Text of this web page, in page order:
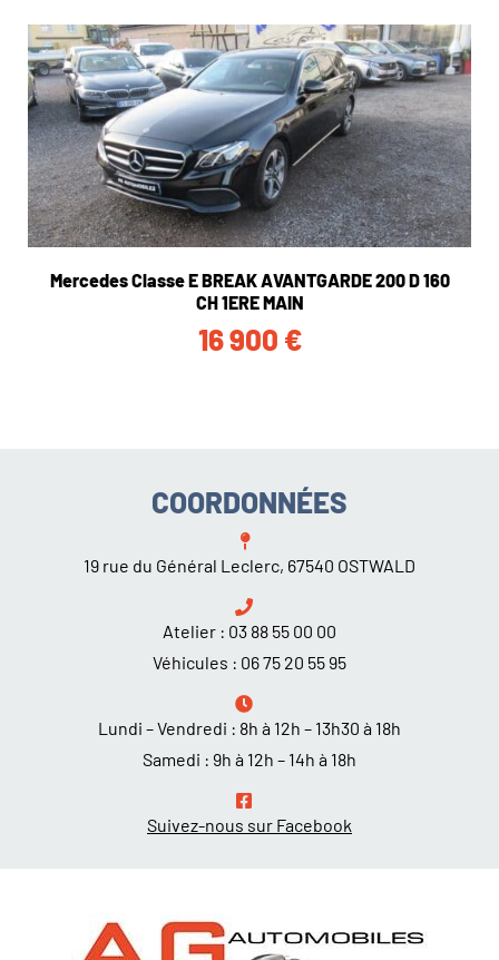
Mercedes Classe E BREAK AVANTGARDE 200 D 160
CH 1ERE MAIN
16 900 €
COORDONNÉES
19 rue du Général Leclerc, 67540 OSTWALD
Atelier : 03 88 55 00 00
Véhicules : 06 75 20 55 95
Lundi – Vendredi : 8h à 12h – 13h30 à 18h
Samedi : 9h à 12h – 14h à 18h
Suivez-nous sur Facebook